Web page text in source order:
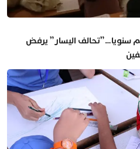
إلى 20 ألفا درهم سنويا…”تحالف اليسار” يرفض